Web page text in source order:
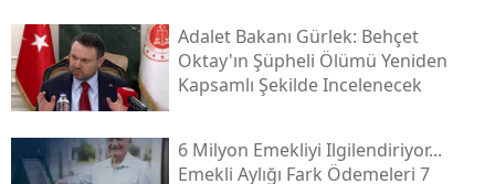
Adalet Bakanı Gürlek: Behçet
Oktay'ın Şüpheli Ölümü Yeniden
Kapsamlı Şekilde Incelenecek
6 Milyon Emekliyi Ilgilendiriyor...
Emekli Aylığı Fark Ödemeleri 7